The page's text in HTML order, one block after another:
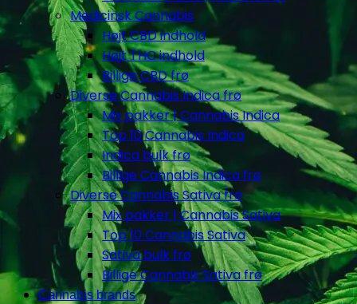
Medicinsk Cannabis
Højt CBD indhold
Højt THC indhold
Billige CBD frø
Diverse Cannabis Indica frø
Mix pakker | Cannabis Indica
Top 10 Cannabis Indica
Indica bulk frø
Billige Cannabis Indica frø
Diverse Cannabis Sativa frø
Mix pakker | Cannabis Sativa
Top 10 Cannabis Sativa
Sativa bulk frø
Billige Cannabis Sativa frø
Cannabis brands